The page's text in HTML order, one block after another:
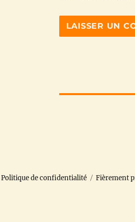
Politique de confidentialité Fièrement